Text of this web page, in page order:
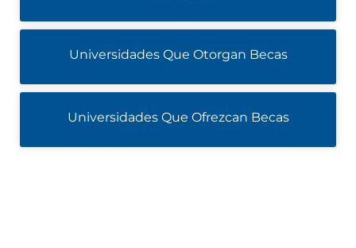
Universidades Que Otorgan Becas
Universidades Que Ofrezcan Becas